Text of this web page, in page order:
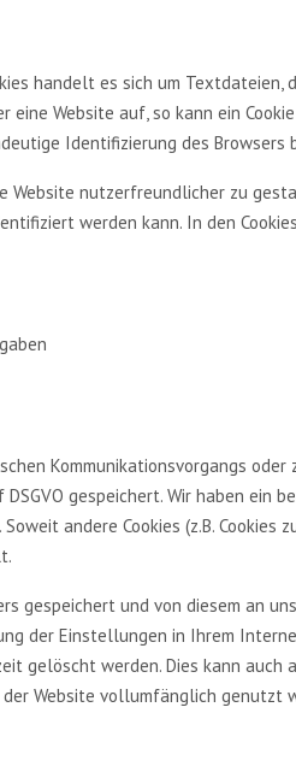
handelt es sich um
Website auf, so kann ein
Identifizierung des
Website nutzerfreundlicher zu
werden kann. In den
Kommunikationsvorgangs
gespeichert. Wir haben
andere Cookies (z.B.
gespeichert und von diesem an
der Einstellungen in Ihrem
gelöscht werden. Dies kann
Website vollumfänglich genutzt